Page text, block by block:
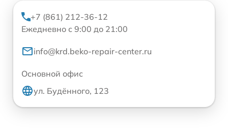
+7 (861) 212-36-12
Ежедневно с 9:00 до 21:00
info@krd.beko-repair-center.ru
Основной офис
ул. Будённого, 123